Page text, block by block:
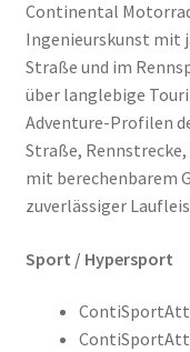
Continental
Dunlop
Heidenau
Continental
Ingenieurskunst mit
Straße und im
über langlebige
Adventure-Profilen
Straße,
mit berechenbarem
zuverlässiger
Sport / Hypersport